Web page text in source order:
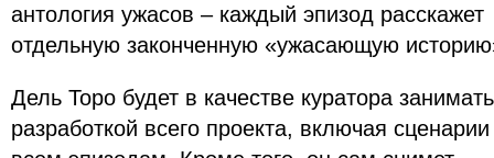
антология ужасов – каждый эпизод расскажет
отдельную законченную «ужасающую
Дель Торо будет в качестве куратора
разработкой всего проекта, включая сценарии